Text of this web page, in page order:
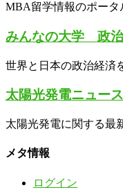
MBA留学情報のポータ
みんなの大学 政
世界と日本の政治経済
太陽光発電ニュース
太陽光発電に関する最
メタ情報
ログイン